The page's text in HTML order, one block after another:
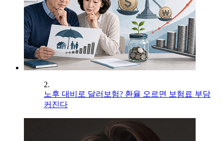
2.
노후 대비로 달러보험? 환율 오르면 보험료 부담
커진다